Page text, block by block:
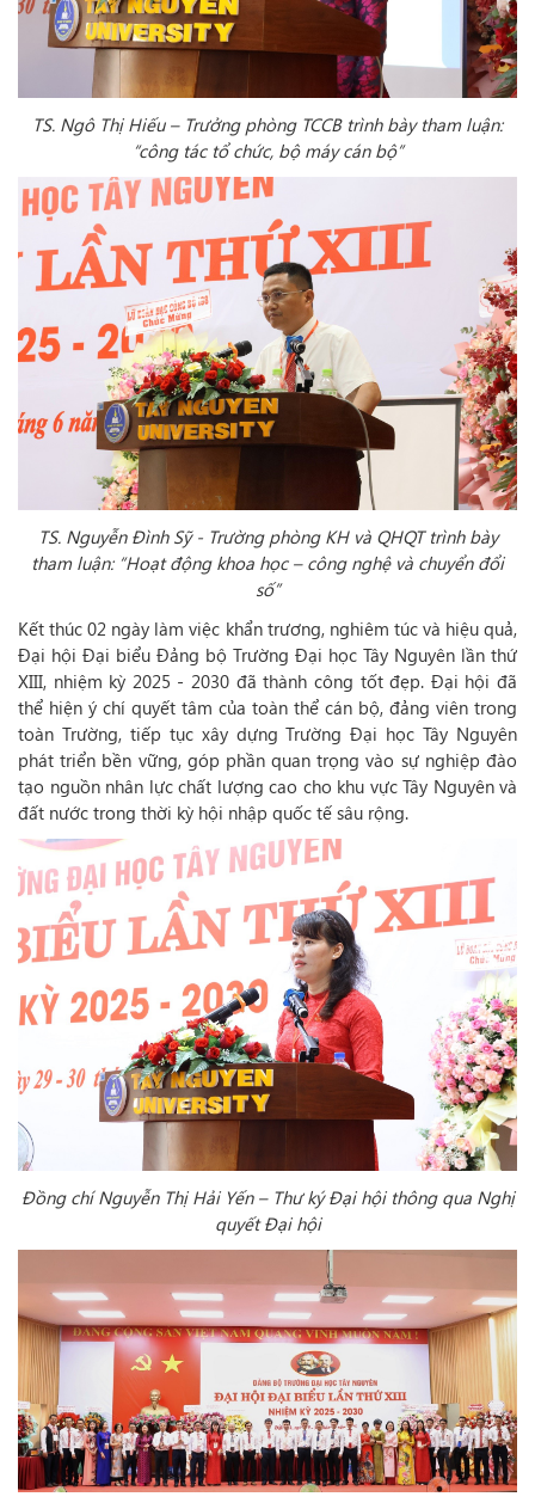
TS. Ngô Thị Hiếu – Trưởng phòng TCCB trình bày tham luận:
“công tác tổ chức, bộ máy cán bộ”
TS. Nguyễn Đình Sỹ - Trường phòng KH và QHQT trình bày
tham luận: “Hoạt động khoa học – công nghệ và chuyển đổi
số”
Kết thúc 02 ngày làm việc khẩn trương, nghiêm túc và hiệu quả,
Đại hội Đại biểu Đảng bộ Trường Đại học Tây Nguyên lần thứ
XIII, nhiệm kỳ 2025 - 2030 đã thành công tốt đẹp. Đại hội đã
thể hiện ý chí quyết tâm của toàn thể cán bộ, đảng viên trong
toàn Trường, tiếp tục xây dựng Trường Đại học Tây Nguyên
phát triển bền vững, góp phần quan trọng vào sự nghiệp đào
tạo nguồn nhân lực chất lượng cao cho khu vực Tây Nguyên và
đất nước trong thời kỳ hội nhập quốc tế sâu rộng.
Đồng chí Nguyễn Thị Hải Yến – Thư ký Đại hội thông qua Nghị
quyết Đại hội